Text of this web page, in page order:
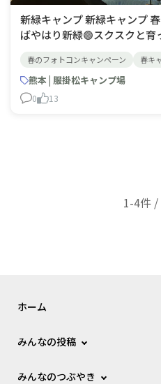
新緑キャンプ 新緑キャンプ 春のキャンプの醍醐味といえ
ばやはり新緑🟢スクスクと
るシーズンなので虫除け対
春のフォトコンキャンペーン 春キ
熊本 | 服掛松キャンプ場
0 13
1-4件
ホーム
みんなの投稿
みんなのつぶやき